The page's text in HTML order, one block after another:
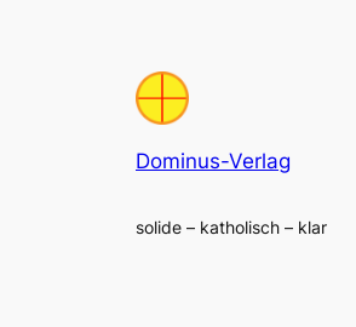
Dominus-Verlag
solide – katholisch – klar